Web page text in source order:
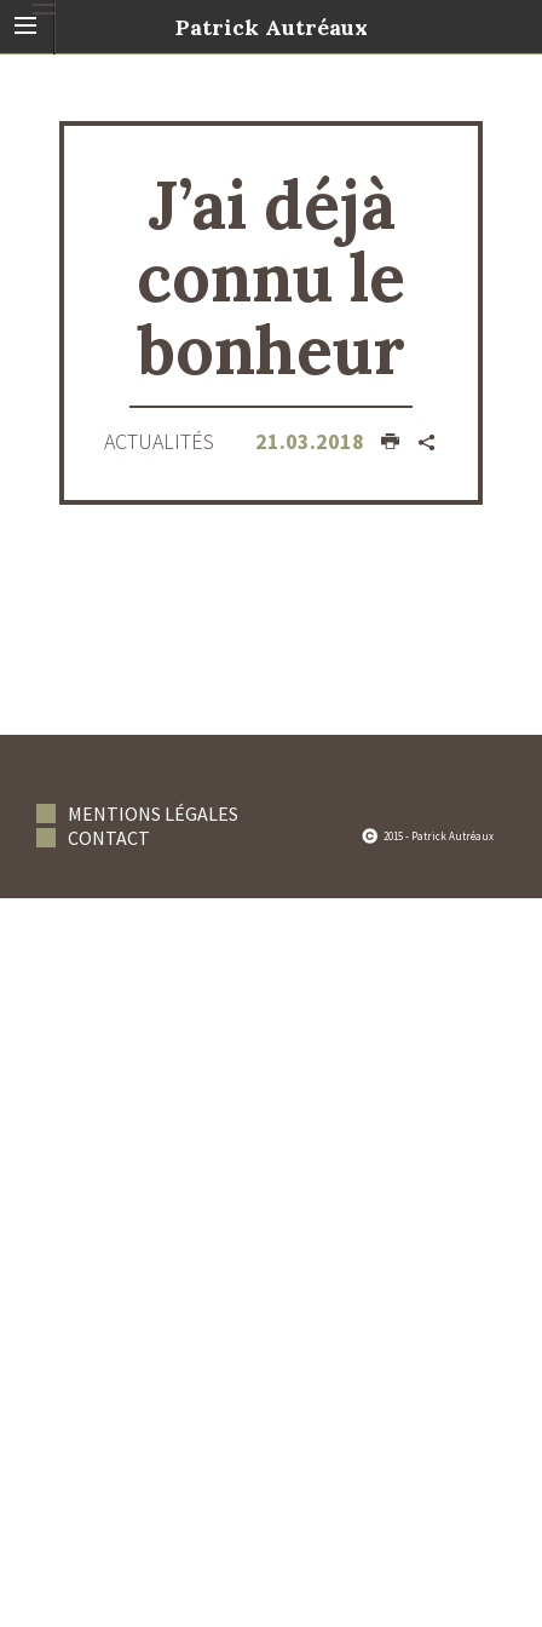
Patrick Autréaux
J’ai déjà
connu le
bonheur
ACTUALITÉS 21.03.2018
2015 - Patrick Autréaux
MENTIONS LÉGALES
CONTACT